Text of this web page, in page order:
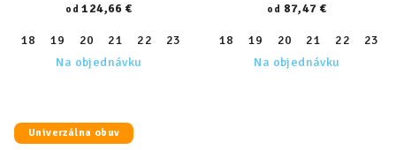
od 124,66 €
18 19 20 21 22 23 25 26 27 28 29
30
Na objednávku
od 87,47 €
18 19 20 21 22 23
Na objednávku
Univerzálna obuv